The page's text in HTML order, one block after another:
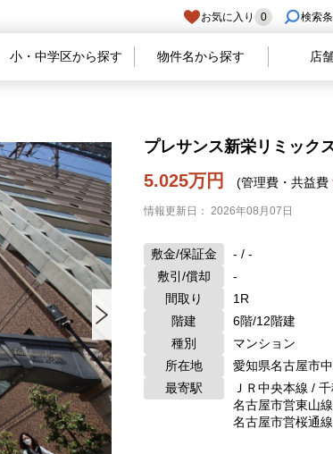
お気に入り 0 検索
小・中学区から探す 物件名から探す 店
プレサンス新栄リミック
情報更新日： 2026年08月07日
5.025万円 (管理費・共益費
敷金/保証金 - / -
敷引/償却
-
間取り
1R
階建
6階/12階建
種別
マンション
所在地
愛知県名古屋市
最寄駅
ＪＲ中央本線 /
名古屋市営東山
名古屋市営桜通